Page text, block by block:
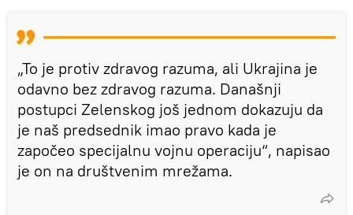
„To je protiv zdravog razuma, ali Ukrajina je
odavno bez zdravog razuma. Današnji
postupci Zelenskog još jednom dokazuju da
je naš predsednik imao pravo kada je
započeo specijalnu vojnu operaciju“, napisao
je on na društvenim mrežama.